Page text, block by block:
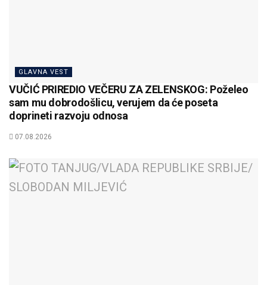
GLAVNA VEST
VUČIĆ PRIREDIO VEČERU ZA ZELENSKOG: Poželeo
sam mu dobrodošlicu, verujem da će poseta
doprineti razvoju odnosa
07.08.2026